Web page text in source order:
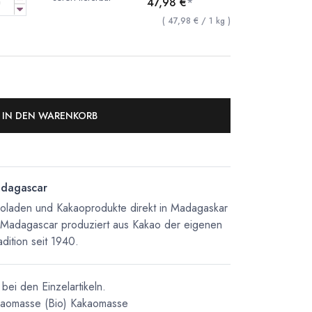
( 47,98 € / 1 kg )
IN DEN WARENKORB
und Kakaoprodukte direkt in Madagaskar
produziert aus Kakao der eigenen
seit 1940.
den Einzelartikeln.
(Bio) Kakaomasse